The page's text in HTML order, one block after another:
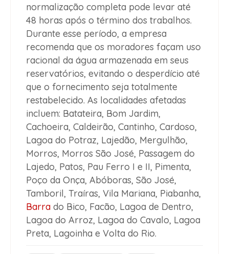
normalização completa pode levar até
48 horas após o término dos trabalhos.
Durante esse período, a empresa
recomenda que os moradores façam uso
racional da água armazenada em seus
reservatórios, evitando o desperdício até
que o fornecimento seja totalmente
restabelecido. As localidades afetadas
incluem: Batateira, Bom Jardim,
Cachoeira, Caldeirão, Cantinho, Cardoso,
Lagoa do Potraz, Lajedão, Mergulhão,
Morros, Morros São José, Passagem do
Lajedo, Patos, Pau Ferro I e II, Pimenta,
Poço da Onça, Abóboras, São José,
Tamboril, Traíras, Vila Mariana, Piabanha,
Barra do Bico, Facão, Lagoa de Dentro,
Lagoa do Arroz, Lagoa do Cavalo, Lagoa
Preta, Lagoinha e Volta do Rio.